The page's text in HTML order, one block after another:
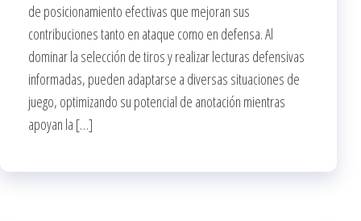
de posicionamiento efectivas que mejoran sus
contribuciones tanto en ataque como en defensa. Al
dominar la selección de tiros y realizar lecturas defensivas
informadas, pueden adaptarse a diversas situaciones de
juego, optimizando su potencial de anotación mientras
apoyan la […]